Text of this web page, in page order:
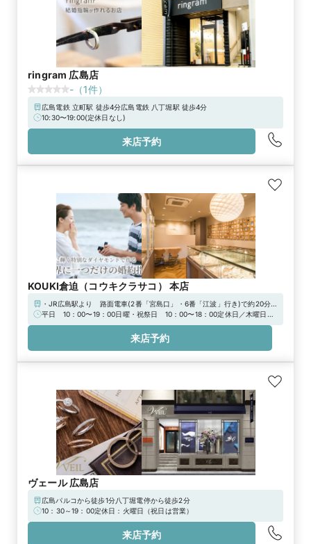
ringram 広島店
- （1件）
広島電鉄 立町駅 徒歩4分広島電鉄 八丁堀駅 徒歩4分
10:30〜19:00(定休日なし)
来店予約
KOUKI倉迫（コウキクラサコ） 本店
・JR広島駅より 路面電車(2番「宮島口」・6番「江波」行き)で約20分
「十日市町」電停下車→徒歩1分・JR横川駅より 路面電車(7番「広電本
社前」・8番「江波」行き)で約10分「十日市町」電停下車→徒歩1分【無
料提携駐車場(パーキングポート)】をご利用ください。
平日 10：00〜19：00日曜・祝祭日 10：00〜18：00定休日／木曜日・
ゴールデンウィーク・お盆・年末年始（詳細はお問い合わせください）
来店予約
ヴェール 広島店
広島パルコから徒歩1分八丁堀電停から徒歩2分
10：30～19：00定休日：火曜日（祝日は営業）
来店予約